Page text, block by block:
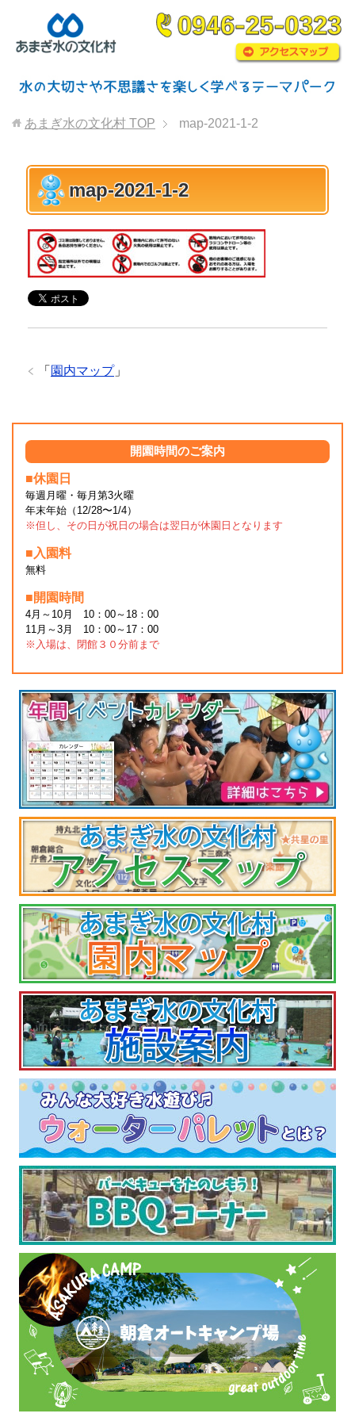
あまぎ水の文化村 TOP map-2021-1-2
map-2021-1-2
「 園内マップ」
開園時間のご案内
■休園日
毎週月曜・毎月第3火曜
年末年始（12/28〜1/4）
※但し、その日が祝日の場合は翌日が休園日となります
■入園料
無料
■開園時間
4月～10月 10：00～18：00
11月～3月 10：00～17：00
※入場は、閉館３０分前まで